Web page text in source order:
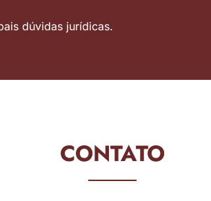
dúvidas jurídicas.
CONTATO